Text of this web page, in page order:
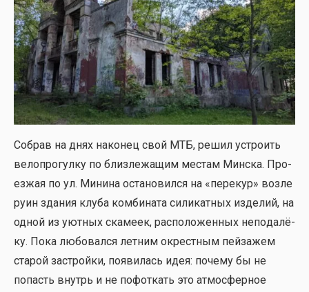
Собрав на днях нако­нец свой МТБ, решил устро­ить
вело­про­гул­ку по близ­ле­жа­щим местам Мин­ска. Про­
ез­жая по ул. Мини­на оста­но­вил­ся на «пере­кур» воз­ле
руин зда­ния клу­ба ком­би­на­та сили­кат­ных изде­лий, на
одной из уют­ных ска­ме­ек, рас­по­ло­жен­ных непо­да­лё­
ку. Пока любо­вал­ся лет­ним окрест­ным пей­за­жем
ста­рой застрой­ки, появи­лась идея: поче­му бы не
попасть внутрь и не пофот­кать это атмо­сфер­ное